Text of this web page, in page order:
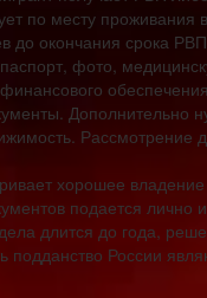
по месту
до окончания срока
фото,
Дополнительно
Рассмотрение
хорошее
подается лично
длится до года,
России